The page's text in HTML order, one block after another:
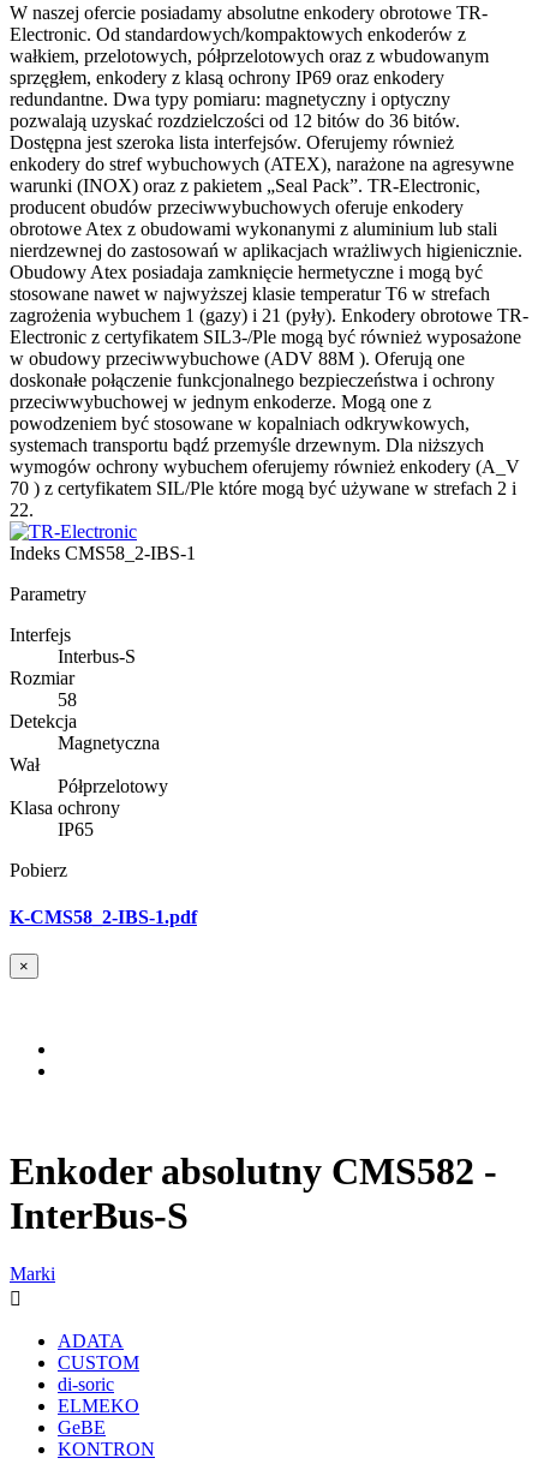
W naszej ofercie posiadamy absolutne enkodery obrotowe TR-
Electronic. Od standardowych/kompaktowych enkoderów z
wałkiem, przelotowych, półprzelotowych oraz z wbudowanym
sprzęgłem, enkodery z klasą ochrony IP69 oraz enkodery
redundantne. Dwa typy pomiaru: magnetyczny i optyczny
pozwalają uzyskać rozdzielczości od 12 bitów do 36 bitów.
Dostępna jest szeroka lista interfejsów. Oferujemy również
enkodery do stref wybuchowych (ATEX), narażone na agresywne
warunki (INOX) oraz z pakietem „Seal Pack”. TR-Electronic,
producent obudów przeciwwybuchowych oferuje enkodery
obrotowe Atex z obudowami wykonanymi z aluminium lub stali
nierdzewnej do zastosowań w aplikacjach wrażliwych higienicznie.
Obudowy Atex posiadaja zamknięcie hermetyczne i mogą być
stosowane nawet w najwyższej klasie temperatur T6 w strefach
zagrożenia wybuchem 1 (gazy) i 21 (pyły). Enkodery obrotowe TR-
Electronic z certyfikatem SIL3-/Ple mogą być również wyposażone
w obudowy przeciwwybuchowe (ADV 88M ). Oferują one
doskonałe połączenie funkcjonalnego bezpieczeństwa i ochrony
przeciwwybuchowej w jednym enkoderze. Mogą one z
powodzeniem być stosowane w kopalniach odkrywkowych,
systemach transportu bądź przemyśle drzewnym. Dla niższych
wymogów ochrony wybuchem oferujemy również enkodery (A_V
70 ) z certyfikatem SIL/Ple które mogą być używane w strefach 2 i
22.
Indeks CMS58_2-IBS-1
Parametry
Interfejs
Interbus-S
Rozmiar
58
Detekcja
Magnetyczna
Wał
Półprzelotowy
Klasa ochrony
IP65
Pobierz
K-CMS58_2-IBS-1.pdf
×
Enkoder absolutny CMS582 -
InterBus-S
Marki

ADATA
CUSTOM
di-soric
ELMEKO
GeBE
KONTRON